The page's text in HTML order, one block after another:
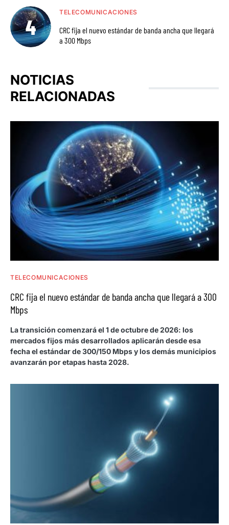
TELECOMUNICACIONES
CRC fija el nuevo estándar de banda ancha que llegará
a 300 Mbps
NOTICIAS
RELACIONADAS
TELECOMUNICACIONES
CRC fija el nuevo estándar de banda ancha que llegará a 300
Mbps
La transición comenzará el 1 de octubre de 2026: los
mercados fijos más desarrollados aplicarán desde esa
fecha el estándar de 300/150 Mbps y los demás municipios
avanzarán por etapas hasta 2028.